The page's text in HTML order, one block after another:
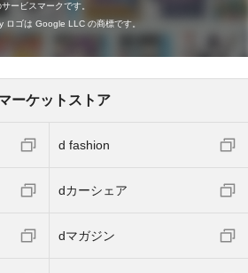
ービスマークです。
ゴは Google LLC の商標です。
ーケットストア
d fashion
dカーシェア
dマガジン